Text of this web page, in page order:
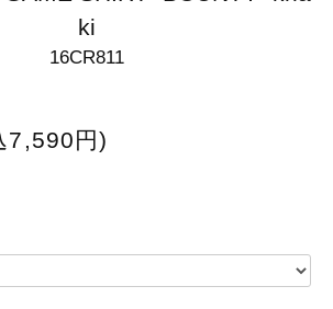
ki
16CR811
7,590円)